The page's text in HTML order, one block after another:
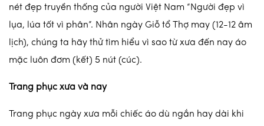
nét đẹp truyền thống của người Việt Nam “Người đẹp vì
lụa, lúa tốt vì phân”. Nhân ngày Giỗ tổ Thợ may (12-12 âm
lịch), chúng ta hãy thử tìm hiểu vì sao từ xưa đến nay áo
mặc luôn đơm (kết) 5 nút (cúc).
Trang phục xưa và nay
Trang phục ngày xưa mỗi chiếc áo dù ngắn hay dài khi